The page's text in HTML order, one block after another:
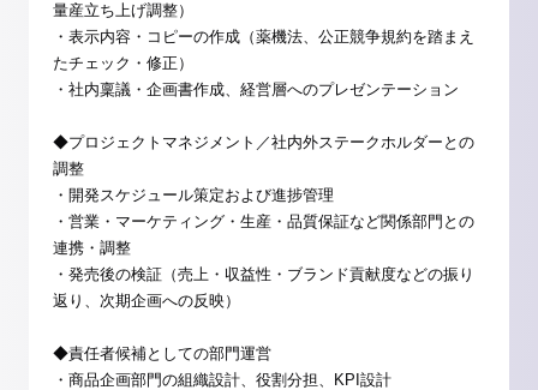
量産立ち上げ調整）
・表示内容・コピーの作成（薬機法、公正競争規約を踏まえ
たチェック・修正）
・社内稟議・企画書作成、経営層へのプレゼンテーション
◆プロジェクトマネジメント／社内外ステークホルダーとの
調整
・開発スケジュール策定および進捗管理
・営業・マーケティング・生産・品質保証など関係部門との
連携・調整
・発売後の検証（売上・収益性・ブランド貢献度などの振り
返り、次期企画への反映）
◆責任者候補としての部門運営
・商品企画部門の組織設計、役割分担、KPI設計